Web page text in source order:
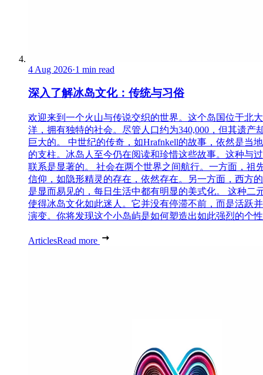
4 Aug 2026·1 min read
深入了解冰岛文化：传统与习俗
欢迎来到一个火山与传说交织的世界。这个岛国位于北
洋，拥有独特的社会。尽管人口约为340,000，但其遗产
巨大的。 中世纪的传奇，如Hrafnkell的故事，依然是当
的支柱。冰岛人至今仍在阅读和珍惜这些故事。这种与
联系是显著的。 社会在两个世界之间航行。一方面，祖
信仰，如隐形精灵的存在，依然存在。另一方面，西方
是显而易见的，每日生活中都有明显的美式化。 这种二
使得冰岛文化如此迷人。它并没有停滞不前，而是活跃
演变。你将发现这个小岛屿是如何塑造出如此强烈的个
ArticlesRead more